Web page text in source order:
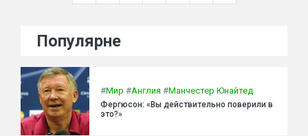
Популярне
#Мир #Англия #Манчестер Юнайтед
Фергюсон: «Вы действительно поверили в
это?»